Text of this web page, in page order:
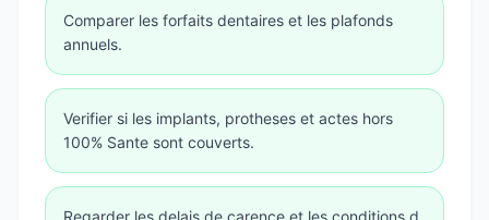
Comparer les forfaits dentaires et les plafonds
annuels.
Verifier si les implants, protheses et actes hors
100% Sante sont couverts.
Regarder les delais de carence et les conditions d